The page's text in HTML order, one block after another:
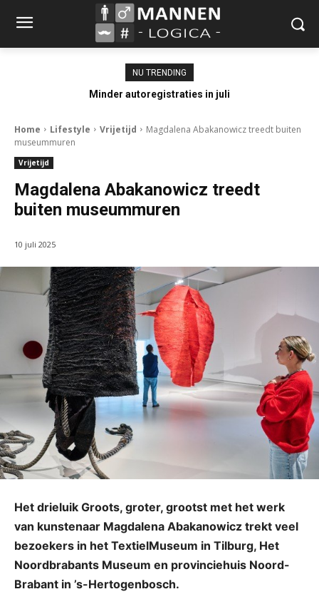
NU TRENDING
Minder autoregistraties in juli
Home Lifestyle Vrijetijd
Magdalena Abakanowicz treedt buiten
museummuren
Vrijetijd
Magdalena Abakanowicz treedt
buiten museummuren
10 juli 2025
Het drieluik Groots, groter, grootst met het werk
van kunstenaar Magdalena Abakanowicz trekt veel
bezoekers in het TextielMuseum in Tilburg, Het
Noordbrabants Museum en provinciehuis Noord-
Brabant in ’s-Hertogenbosch.